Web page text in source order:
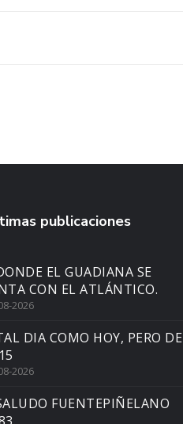
publicaciones
EL GUADIANA SE
CON EL ATLÁNTICO.
2026
DIA COMO HOY, PERO DE
2026
FUENTEPIÑELANO